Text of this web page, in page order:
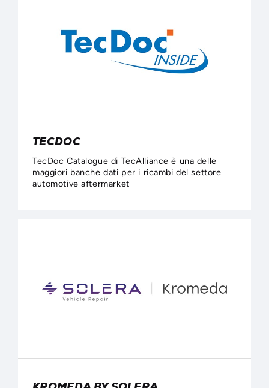
TECDOC
TecDoc Catalogue di TecAlliance è una delle
maggiori banche dati per i ricambi del settore
automotive aftermarket